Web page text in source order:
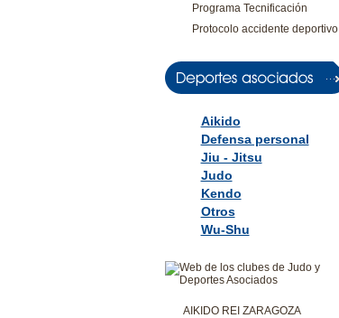
Programa Tecnificación
Protocolo accidente deportivo
Aikido
Defensa personal
Jiu - Jitsu
Judo
Kendo
Otros
Wu-Shu
AIKIDO REI ZARAGOZA